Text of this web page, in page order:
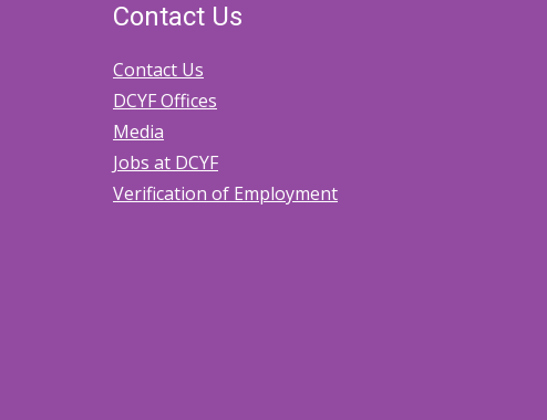
Contact Us
Contact Us
DCYF Offices
Media
Jobs at DCYF
Verification of Employment